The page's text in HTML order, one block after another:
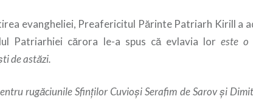
evangheliei, Preafericitul Părinte Patriarh Kirill a
Patriarhiei cărora le-a spus că evlavia loreste o
de astăzi.
rugăciunile Sfinţilor Cuvioşi Serafim de Sarov şi